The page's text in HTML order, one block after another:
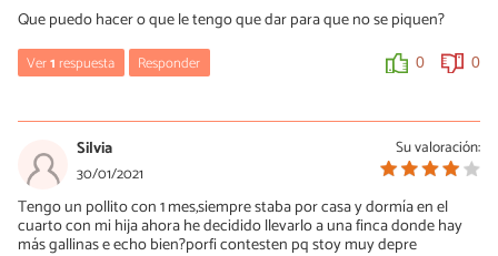
Que puedo hacer o que le tengo que dar para que no se piquen?
Ver1respuesta Responder 0 0
31/03/2021
Hola, habría que revisar las condiciones en las que se encuentran
según los parámetros de bienestar animal e introducir las
correcciones en función de la causa. Un saludo.
0
Su valoración:
Silvia
30/01/2021
Tengo un pollito con 1 mes,siempre staba por casa y dormía en el
cuarto con mi hija ahora he decidido llevarlo a una finca donde hay
más gallinas e echo bien?porfi contesten pq stoy muy depre